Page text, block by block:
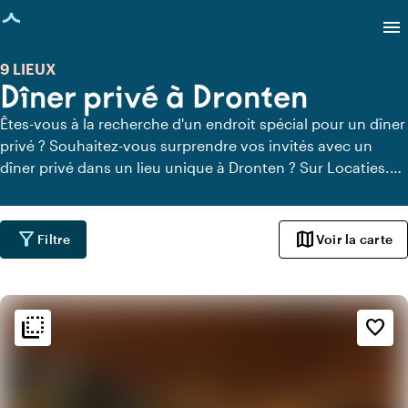
chargée
menu
Dîner privé à Dronten
9 LIEUX
Êtes-vous à la recherche d'un endroit spécial pour un dîner
privé ? Souhaitez-vous surprendre vos invités avec un
dîner privé dans un lieu unique à Dronten ? Sur Locaties.nl,
lieux à Dronten où vous pouvez dîner en toute tranquillité.
Découvrez tous les lieux de restauration privée pour un
délicieux dîner privé.
filter_alt Filtre mapVoir la carte
flip_to_back favorite_border
flip_to_back Ambiance
beach_access
Bohème / Ibiza